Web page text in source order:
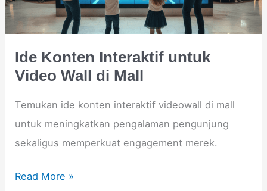
Ide Konten Interaktif untuk
Video Wall di Mall
Temukan ide konten interaktif videowall di mall
untuk meningkatkan pengalaman pengunjung
sekaligus memperkuat engagement merek.
Wall
di
Read More »